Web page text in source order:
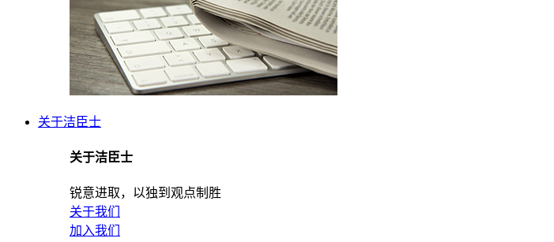
关于洁臣士
关于洁臣士
锐意进取，以独到观点制胜
关于我们
加入我们